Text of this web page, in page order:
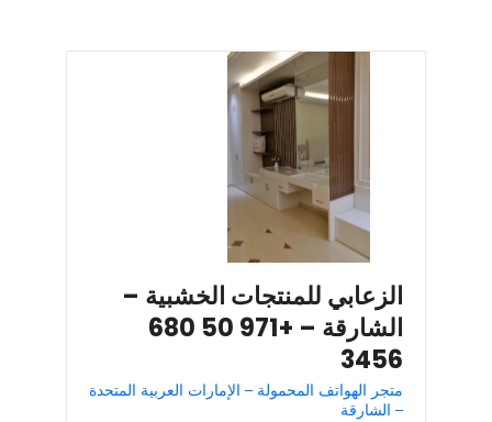
الزعابي للمنتجات الخشبية –
الشارقة – +971 50 680
3456
متجر الهواتف المحمولة – الإمارات العربية المتحدة
– الشارقة